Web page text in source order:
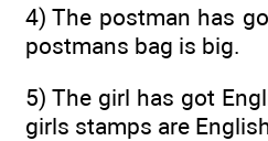
4) The postman has
postmans bag is big.
5) The girl has got
girls stamps are